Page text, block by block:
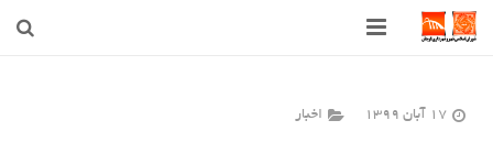
17 آبان 1399 اخبار